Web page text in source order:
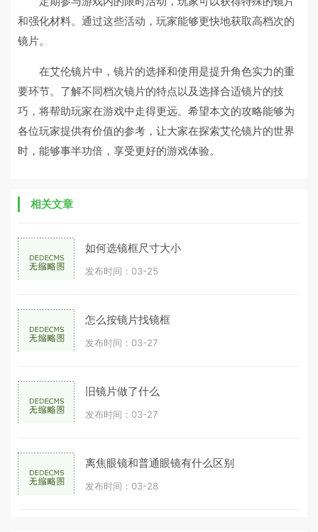
和强化材料。通过这些活动，玩家能够更快地获取高档次的
镜片。
在艾伦镜片中，镜片的选择和使用是提升角色实力的重
要环节。了解不同档次镜片的特点以及选择合适镜片的技
巧，将帮助玩家在游戏中走得更远。希望本文的攻略能够为
各位玩家提供有价值的参考，让大家在探索艾伦镜片的世界
时，能够事半功倍，享受更好的游戏体验。
相关文章
如何选镜框尺寸大小
发布时间：03-25
怎么按镜片找镜框
发布时间：03-27
旧镜片做了什么
发布时间：03-27
离焦眼镜和普通眼镜有什么区别
发布时间：03-28